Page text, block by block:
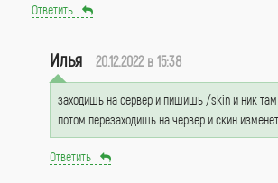
Ответить
Илья 20.12.2022 в 15:38
заходишь на сервер и пишишь /skin и ник там
потом перезаходишь на червер и скин
Ответить